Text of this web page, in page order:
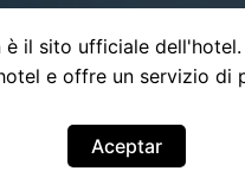
è il sito ufficiale
e offre un servizio di
Aceptar